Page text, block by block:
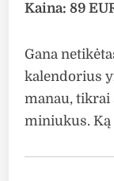
Kaina: 89
Gana
kalendorius
manau, tikrai
miniukus. Ką